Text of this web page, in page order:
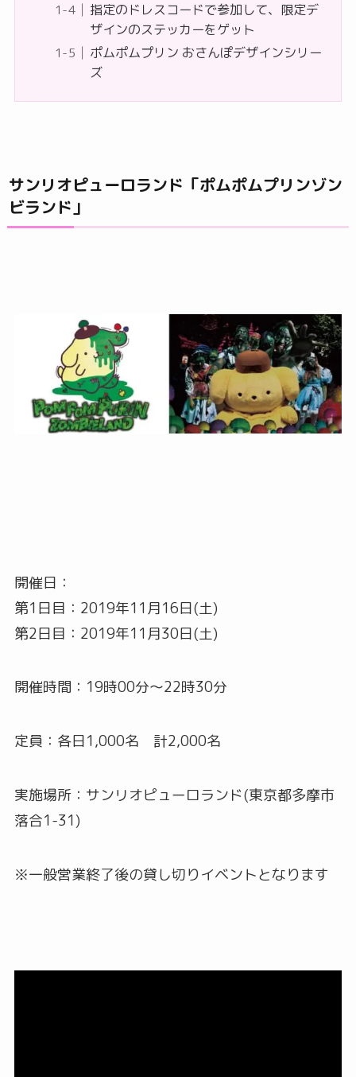
指定のドレスコードで参加して、限定デ
ザインのステッカーをゲット
ポムポムプリン おさんぽデザインシリー
ズ
サンリオピューロランド「ポムポムプリンゾン
ビランド」
開催日：
第1日目：2019年11月16日(土)
第2日目：2019年11月30日(土)
開催時間：19時00分〜22時30分
定員：各日1,000名 計2,000名
実施場所：サンリオピューロランド(東京都多摩市
落合1-31)
※一般営業終了後の貸し切りイベントとなります